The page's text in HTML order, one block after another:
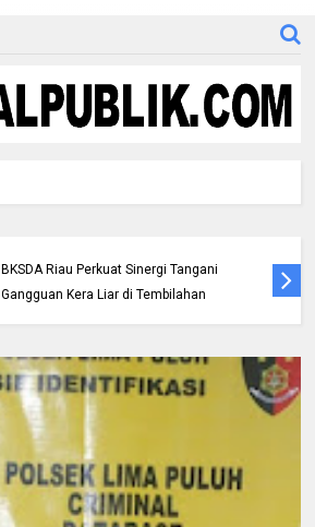
Desak Polda Riau Beri Perlindungan
terhadap Advokat